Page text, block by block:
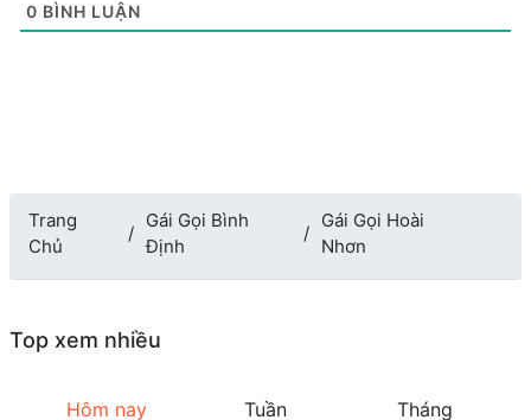
0 BÌNH LUẬN
Trang
Chủ
Gái Gọi Bình
Định
Gái Gọi Hoài
Nhơn
Top xem nhiều
Hôm nay Tuần Tháng